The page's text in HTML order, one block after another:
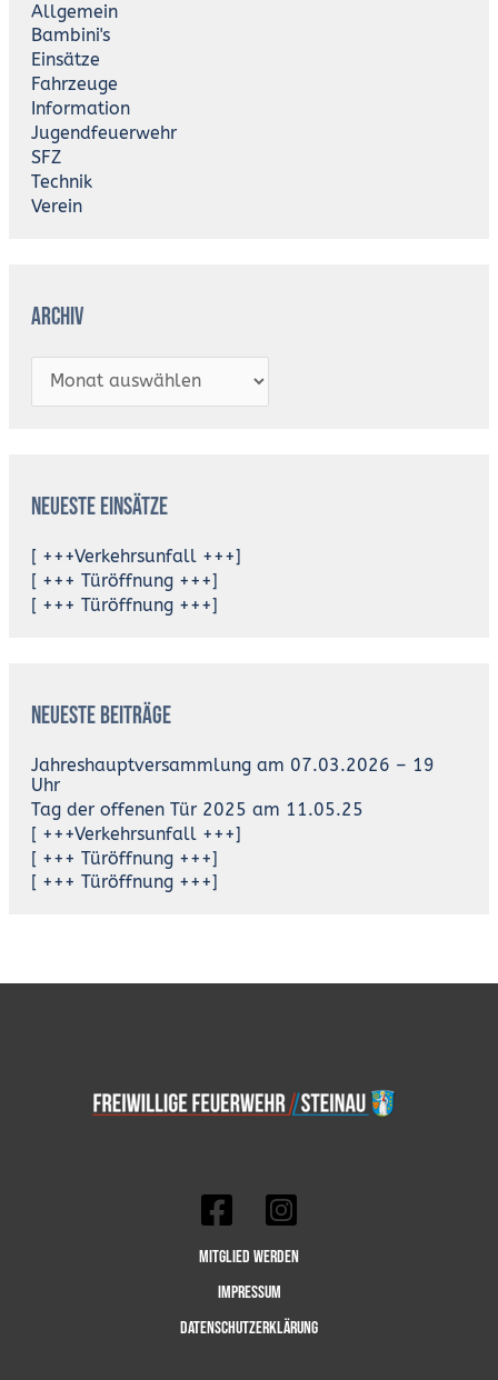
Allgemein
Bambini's
Einsätze
Fahrzeuge
Information
Jugendfeuerwehr
SFZ
Technik
Verein
Archiv
v
Neueste Einsätze
[ +++Verkehrsunfall +++]
[ +++ Türöffnung +++]
[ +++ Türöffnung +++]
Neueste Beiträge
Jahreshauptversammlung am 07.03.2026 – 19
Uhr
Tag der offenen Tür 2025 am 11.05.25
[ +++Verkehrsunfall +++]
[ +++ Türöffnung +++]
[ +++ Türöffnung +++]
Mitglied werden
Impressum
Datenschutzerklärung